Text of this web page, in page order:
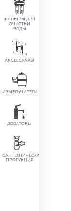
ФИЛЬТРЫ ДЛЯ
ОЧИСТКИ
ВОДЫ
АКСЕССУАРЫ
ИЗМЕЛЬЧИТЕЛИ
ДОЗАТОРЫ
САНТЕХНИЧЕСКАЯ
ПРОДУКЦИЯ